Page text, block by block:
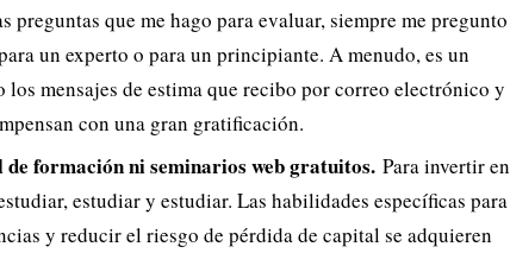
preguntas que me hago para evaluar, siempre me pregunto
un experto o para un principiante. A menudo, es un
los mensajes de estima que recibo por correo electrónico y
con una gran gratificación.
formación ni seminarios web gratuitos. Para invertir en
estudiar y estudiar. Las habilidades específicas para
y reducir el riesgo de pérdida de capital se adquieren